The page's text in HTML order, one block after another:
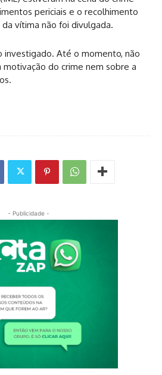
periciais e o recolhimento
vítima não foi divulgada.
investigado. Até o momento, não
motivação do crime nem sobre a
- Publicidade -